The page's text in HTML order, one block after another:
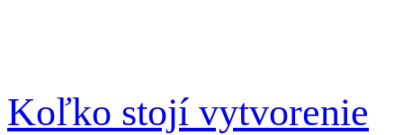
Koľko stojí vytvorenie